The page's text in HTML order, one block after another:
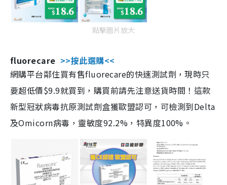
點擊圖片放大
fluorecare >>按此選購<<
網購平台鄰住買有售fluorecare的快速測試劑，現時只
要超低價$9.9就買到，購買前請先注意送貨時間！這款
新型冠狀病毒抗原測試劑盒獲歐盟認可，可檢測到Delta
及Omicorn病毒，靈敏度92.2%，特異度100%。